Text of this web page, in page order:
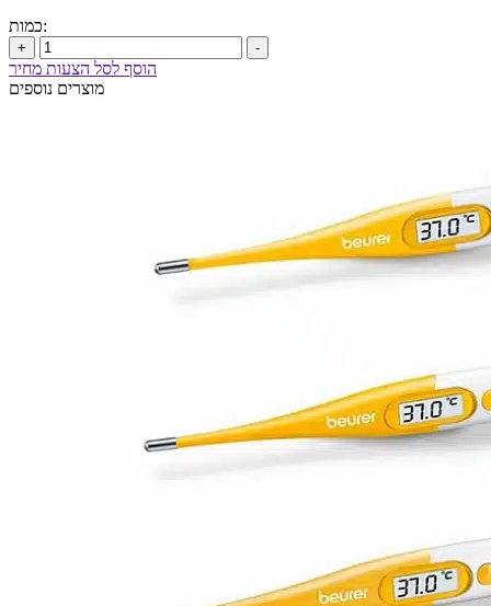
כמות:
+ -
הוסף לסל הצעות מחיר
מוצרים נוספים